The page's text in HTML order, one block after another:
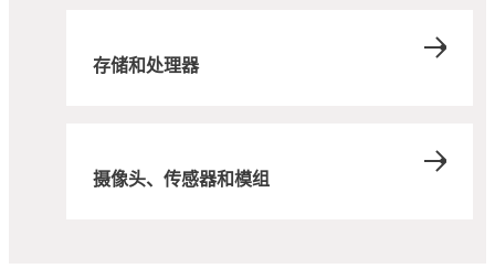
存储和处理器
摄像头、传感器和模组